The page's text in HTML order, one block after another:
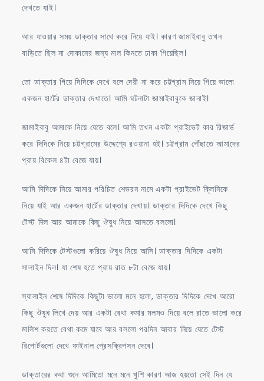
দেখতে যাই।
আর যাওয়ার সময় ডাক্তার সাথে করে নিয়ে যাই। কারণ জামাইবাবু তখন
বাড়িতে ছিল না দোকানের জন্য মাল কিনতে ঢাকা গিয়েছিল।
তো ডাক্তার গিয়ে দিদিকে দেখে বলে দেরী না করে চট্টগ্রাম নিয়ে গিয়ে ভালো
একজন হার্টের ডাক্তার দেখাতে। আমি ঘটনাটা জামাইবাবুকে জানাই।
জামাইবাবু আমাকে নিয়ে যেতে বলে। আমি তখন একটা প্রাইভেট কার রিজার্ভ
করে দিদিকে নিয়ে চট্টগ্রামের উদ্দেশ্যে রওয়ানা হই। চট্টগ্রাম পৌঁছাতে আমাদের
প্রায় বিকেল ৪টা বেজে যায়।
আমি দিদিকে নিয়ে আমার পরিচিত শেভরন নামে একটা প্রাইভেট ক্লিনিকে
নিয়ে যাই আর একজন হার্টের ডাক্তার দেখায়। ডাক্তার দিদিকে দেখে কিছু
টেস্ট দিল আর আমাকে কিছু ঔষুধ নিয়ে আসতে বললো।
আমি দিদিকে টেস্টগুলো করিয়ে ঔষুধ নিয়ে আসি। ডাক্তার দিদিকে একটা
সালাইন দিল। যা শেষ হতে প্রায় রাত ৮টা বেজে যায়।
স্যালাইন শেষে দিদিকে কিছুটা ভালো মনে হলো, ডাক্তার দিদিকে দেখে আরো
কিছু ঔষুধ লিখে দেয় আর একটা বেথা কমার মলমও দিয়ে বলে রাতে ভালো করে
মালিশ করতে বেথা কমে যাবে আর বললো পরদিন আবার নিয়ে যেতে টেস্ট
রিপোর্টগুলো দেখে ফাইনাল প্রেসক্রিপসন দেবে।
ডাক্তারের কথা শুনে আমিতো মনে মনে খুশি কারণ আজ হয়তো সেই দিন যে